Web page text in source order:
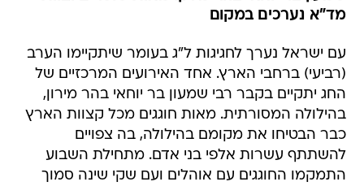
מד"א נערכים במקום
עם ישראל נערך לחגיגות ל"ג בעומר שיתקיימו הערב
(רביעי) ברחבי הארץ. אחד האירועים המרכזיים של
החג יתקיים בקבר רבי שמעון בר יוחאי בהר מירון,
בהילולה המסורתית. מאות חוגגים מכל קצוות הארץ
כבר הבטיחו את מקומם בהילולה, בה צפויים
להשתתף עשרות אלפי בני אדם. מתחילת השבוע
התמקמו החוגגים עם אוהלים ועם שקי שינה סמוך